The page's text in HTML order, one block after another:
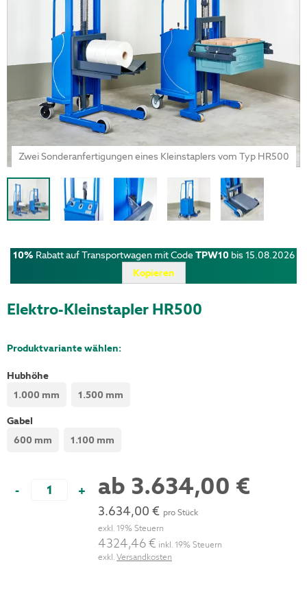
10% Rabatt auf Transportwagen mit CodeTPW10bis 15.08.2026
Kopieren
Elektro-Kleinstapler HR500
Produktvariante wählen:
Hubhöhe
1.000 mm
1.500 mm
Gabel
600 mm
1.100 mm
- + ab 3.634,00 €
3.634,00 € pro Stück
exkl. 19% Steuern
4324,46 € inkl. 19% Steuern
exkl.Versandkosten
Zwei Sonderanfertigungen eines Kleinstaplers vom Typ HR500